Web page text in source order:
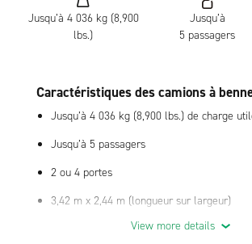
Jusqu’à 4 036 kg (8,900
lbs.)
Jusqu’à
5 passagers
Caractéristiques des camions à
Jusqu’à 4 036 kg (8,900 lbs.) de charge
Jusqu’à 5 passagers
2 ou 4 portes
3,42 m x 2,44 m (longueur sur largeur)
Benne à capacité de 2 à 3 verges avec
View more details